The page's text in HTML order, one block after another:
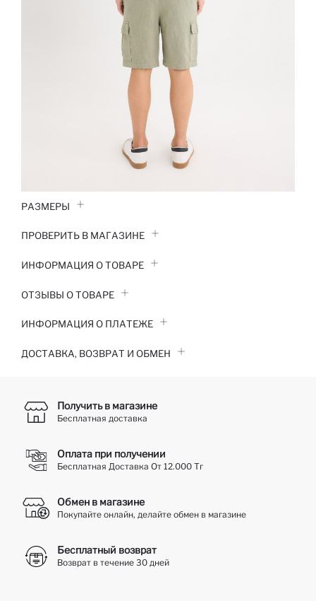
РАЗМЕРЫ
ПРОВЕРИТЬ В МАГАЗИНЕ
ИНФОРМАЦИЯ О ТОВАРЕ
ОТЗЫВЫ О ТОВАРЕ
ИНФОРМАЦИЯ О ПЛАТЕЖЕ
ДОСТАВКА, ВОЗВРАТ И ОБМЕН
Получить в магазине
Бесплатная доставка
Оплата при получении
Бесплатная Доставка От 12.000 Тг
Обмен в магазине
Покупайте онлайн, делайте обмен в магазине
Бесплатный возврат
Возврат в течение 30 дней